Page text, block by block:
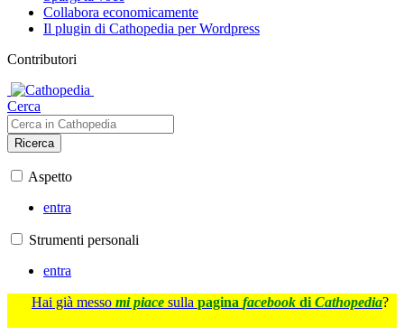
Collabora economicamente
Il plugin di Cathopedia per Wordpress
Contributori
Cerca
Ricerca
Aspetto
entra
Strumenti personali
entra
Hai già messo mi piace sulla pagina facebook di Cathopedia?